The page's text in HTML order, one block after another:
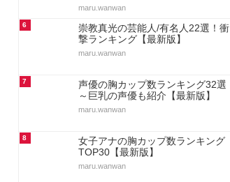
maru.wanwan
6
崇教真光の芸能人/有名人22選！衝
撃ランキング【最新版】
maru.wanwan
7
声優の胸カップ数ランキング32選
～巨乳の声優も紹介【最新版】
maru.wanwan
8
女子アナの胸カップ数ランキング
TOP30【最新版】
maru.wanwan